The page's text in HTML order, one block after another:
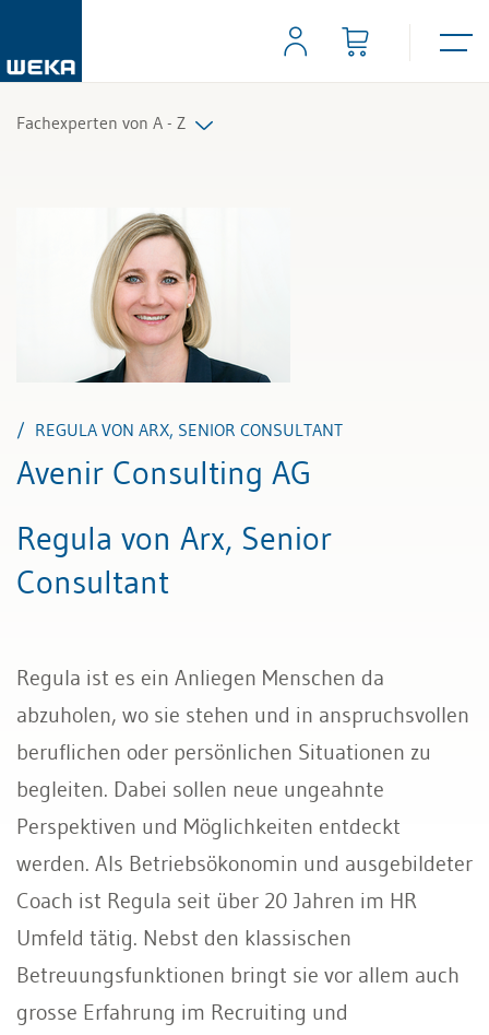
Fachexperten von A - Z
Alle Fachexperten
REGULA VON ARX, SENIOR CONSULTANT
Avenir Consulting AG
Regula von Arx, Senior
Consultant
Regula ist es ein Anliegen Menschen da
abzuholen, wo sie stehen und in anspruchsvollen
beruflichen oder persönlichen Situationen zu
begleiten. Dabei sollen neue ungeahnte
Perspektiven und Möglichkeiten entdeckt
werden. Als Betriebsökonomin und ausgebildeter
Coach ist Regula seit über 20 Jahren im HR
Umfeld tätig. Nebst den klassischen
Betreuungsfunktionen bringt sie vor allem auch
grosse Erfahrung im Recruiting und